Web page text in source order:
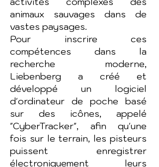
animaux sauvages dans de
vastes paysages.
Pour inscrire ces
compétences dans la
recherche moderne,
Liebenberg a créé et
développé un logiciel
d'ordinateur de poche basé
sur des icônes, appelé
"CyberTracker", afin qu'une
fois sur le terrain, les pisteurs
puissent enregistrer
électroniquement leurs